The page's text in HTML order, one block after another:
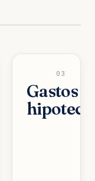
03
Gastos